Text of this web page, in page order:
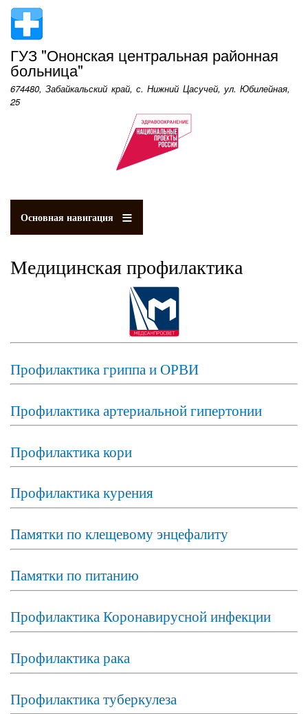
содержанию
ГУЗ "Ононская центральная районная
больница"
674480, Забайкальский край, с. Нижний Цасучей, ул. Юбилейная,
25
Основная навигация
Медицинская профилактика
Профилактика гриппа и ОРВИ
Профилактика артериальной гипертонии
Профилактика кори
Профилактика курения
Памятки по клещевому энцефалиту
Памятки по питанию
Профилактика Коронавирусной инфекции
Профилактика рака
Профилактика туберкулеза